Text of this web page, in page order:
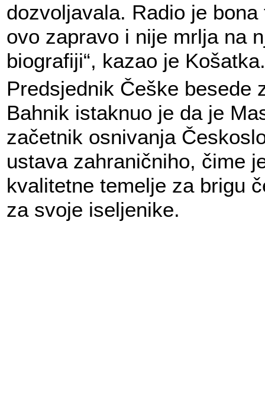
dozvoljavala. Radio je
ovo zapravo i nije mrlja na
biografiji“, kazao je Košatka.
Predsjednik Češke besede
Bahnik istaknuo je da je
začetnik osnivanja
ustava zahraničniho, čime
kvalitetne temelje za brigu
za svoje iseljenike.